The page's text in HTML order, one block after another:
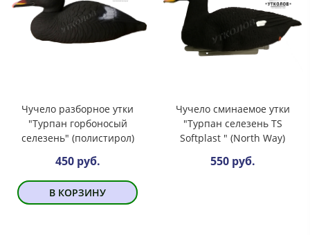
Чучело разборное утки
"Турпан горбоносый
селезень" (полистирол)
450 руб.
В КОРЗИНУ
Чучело сминаемое утки
"Турпан селезень TS
Softplast " (North Way)
550 руб.